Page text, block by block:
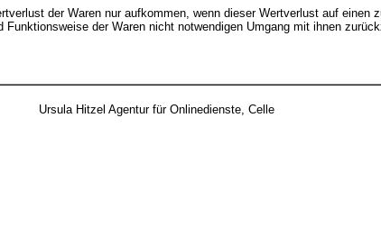
der Waren nur aufkommen, wenn dieser Wertverlust auf einen
Funktionsweise der Waren nicht notwendigen Umgang mit ihnen
Ursula Hitzel Agentur für Onlinedienste, Celle